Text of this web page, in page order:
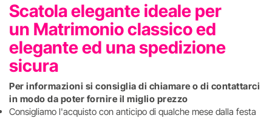
Scatola elegante ideale per
un Matrimonio classico ed
elegante ed una spedizione
sicura
Per informazioni si consiglia di chiamare o di contattarci
in modo da poter fornire il miglio prezzo
Consigliamo l'acquisto con anticipo di qualche mese dalla festa